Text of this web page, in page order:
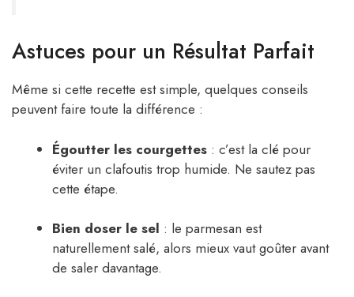
Astuces pour un Résultat Parfait
Même si cette recette est simple, quelques conseils
peuvent faire toute la différence :
Égoutter les courgettes : c’est la clé pour
éviter un clafoutis trop humide. Ne sautez pas
cette étape.
Bien doser le sel : le parmesan est
naturellement salé, alors mieux vaut goûter avant
de saler davantage.